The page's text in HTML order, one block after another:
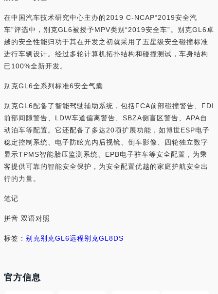
在中国汽车技术研究中心主办的2019 C-NCAP“2019安全汽
车”评选中，别克GL6被授予MPV类别“2019安全车”。别克GL6卓
越的安全性能归功于其在开发之初就采用了五星级安全碰撞标准
进行车辆设计。经过多轮计算机拓扑结构和碰撞测试，车身结构
已100%全新开发。
别克GL6全系列标准6安全气囊
别克GL6配备了智能驾驶辅助系统，包括FCA前部碰撞警告、FDI
前部间隙警告、LDW车道偏离警告、SBZA侧盲区警告、APA自
动泊车等配置。它还配备了多达20项扩展功能，如博世ESP电子
稳定控制系统、电子防眩光内后视镜、倒车影像、四轮独立数字
显示TPMS智能胎压监测系统、EPB电子驻车等安全配置，为乘
客提供可靠的智能安全保护，为安全配置优越的家庭护航安全出
行的力量。
笔记
拼音 双语对照
标签： 别克别克GL6远程别克GL8DS
官方信息